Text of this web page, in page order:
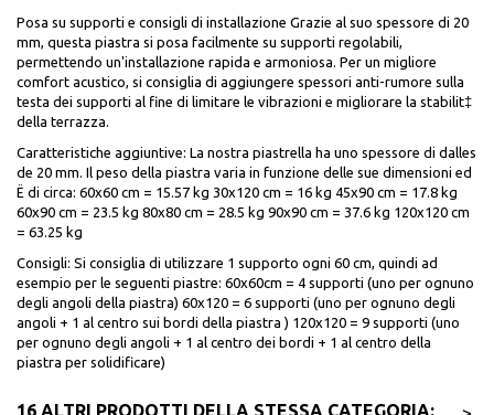
Posa su supporti e consigli di installazione Grazie al suo spessore di 20
mm, questa piastra si posa facilmente su supporti regolabili,
permettendo un'installazione rapida e armoniosa. Per un migliore
comfort acustico, si consiglia di aggiungere spessori anti-rumore sulla
testa dei supporti al fine di limitare le vibrazioni e migliorare la stabilit‡
della terrazza.
Caratteristiche aggiuntive: La nostra piastrella ha uno spessore di dalles
de 20 mm. Il peso della piastra varia in funzione delle sue dimensioni ed
Ë di circa: 60x60 cm = 15.57 kg 30x120 cm = 16 kg 45x90 cm = 17.8 kg
60x90 cm = 23.5 kg 80x80 cm = 28.5 kg 90x90 cm = 37.6 kg 120x120 cm
= 63.25 kg
Consigli: Si consiglia di utilizzare 1 supporto ogni 60 cm, quindi ad
esempio per le seguenti piastre: 60x60cm = 4 supporti (uno per ognuno
degli angoli della piastra) 60x120 = 6 supporti (uno per ognuno degli
angoli + 1 al centro sui bordi della piastra ) 120x120 = 9 supporti (uno
per ognuno degli angoli + 1 al centro dei bordi + 1 al centro della
piastra per solidificare)
16 ALTRI PRODOTTI DELLA STESSA CATEGORIA: